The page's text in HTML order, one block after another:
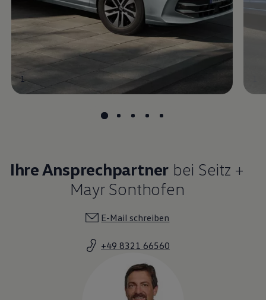
1
Ihre Ansprechpartner bei Seitz +
Mayr Sonthofen
E-Mail schreiben
+49 8321 66560